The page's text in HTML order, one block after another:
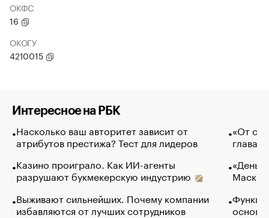
ОКФС
16
ОКОГУ
4210015
Интересное на РБК
Насколько ваш авторитет зависит от
атрибутов престижа? Тест для лидеров
Казино проиграло. Как ИИ-агенты
разрушают букмекерскую индустрию
Выживают сильнейших. Почему компании
избавляются от лучших сотрудников
«От
глава
Маск в
основ